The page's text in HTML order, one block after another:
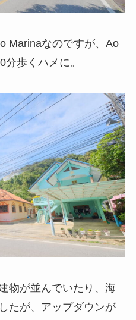
Marinaなのですが、Ao
歩くハメに。
物が並んでいたり、海
たが、アップダウンが